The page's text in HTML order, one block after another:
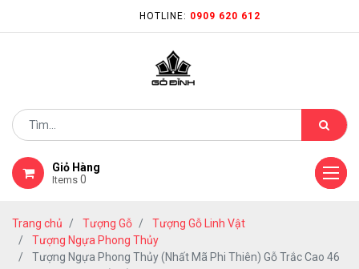
HOTLINE: 0909 620 612
Giỏ Hàng
Items 0
Trang chủ Tượng Gỗ
Tượng Gỗ Linh Vật
Tượng Ngựa Phong Thủy
Tượng Ngựa Phong Thủy (Nhất Mã Phi Thiên) Gỗ Trắc Cao 46